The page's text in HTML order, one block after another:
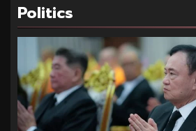
Politics